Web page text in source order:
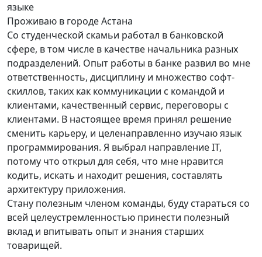
языке
Проживаю в городе Астана
Со студенческой скамьи работал в банковской
сфере, в том числе в качестве начальника разных
подразделений. Опыт работы в банке развил во мне
ответственность, дисциплину и множество софт-
скиллов, таких как коммуникации с командой и
клиентами, качественный сервис, переговоры с
клиентами. В настоящее время принял решение
сменить карьеру, и целенаправленно изучаю язык
программирования. Я выбрал направление IT,
потому что открыл для себя, что мне нравится
кодить, искать и находит решения, составлять
архитектуру приложения.
Стану полезным членом команды, буду стараться со
всей целеустремленностью принести полезный
вклад и впитывать опыт и знания старших
товарищей.